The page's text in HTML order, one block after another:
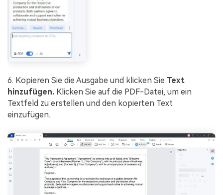
6. Kopieren Sie die Ausgabe und klicken Sie Text
hinzufügen. Klicken Sie auf die PDF-Datei, um ein
Textfeld zu erstellen und den kopierten Text
einzufügen.